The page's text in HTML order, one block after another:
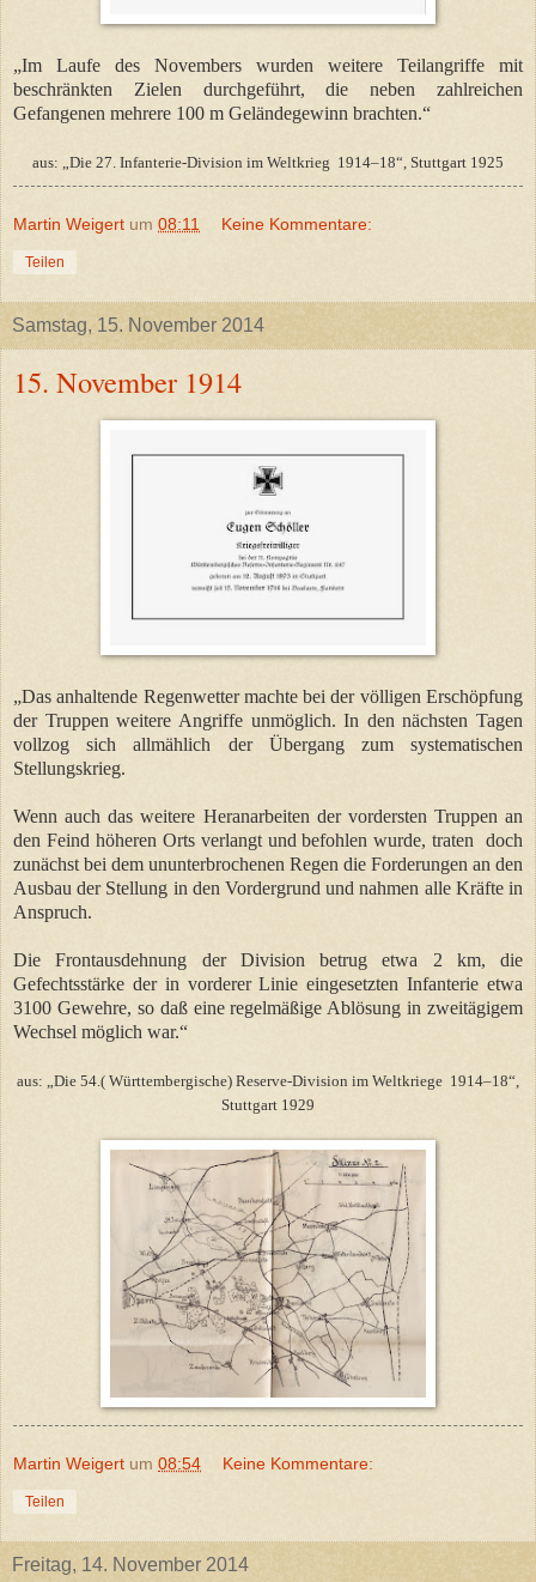
„Im Laufe des Novembers wurden weitere Teilangriffe mit
beschränkten Zielen durchgeführt, die neben zahlreichen
Gefangenen mehrere 100 m Geländegewinn brachten.“
aus: „Die 27. Infanterie-Division im Weltkrieg 1914–18“, Stuttgart 1925
Martin Weigert um 08:11 Keine Kommentare:
Teilen
Samstag, 15. November 2014
15. November 1914
„Das anhaltende Regenwetter machte bei der völligen Erschöpfung
der Truppen weitere Angriffe unmöglich. In den nächsten Tagen
vollzog sich allmählich der Übergang zum systematischen
Stellungskrieg.
Wenn auch das weitere Heranarbeiten der vordersten Truppen an
den Feind höheren Orts verlangt und befohlen wurde, traten
doch
zunächst bei dem ununterbrochenen Regen die Forderungen an den
Ausbau der Stellung in den Vordergrund und nahmen alle Kräfte in
Anspruch.
Die Frontausdehnung der Division betrug etwa 2 km, die
Gefechtsstärke der in vorderer Linie eingesetzten Infanterie etwa
3100 Gewehre, so daß eine regelmäßige Ablösung in zweitägigem
Wechsel möglich war.“
aus: „Die 54.( Württembergische) Reserve-Division im Weltkriege 1914–18“,
Stuttgart 1929
Martin Weigert um 08:54 Keine Kommentare:
Teilen
Freitag, 14. November 2014